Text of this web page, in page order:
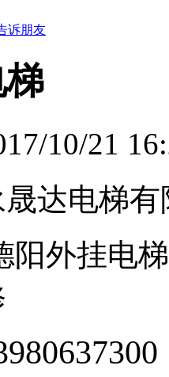
诉朋友
10/21
达电梯有
阳外挂电